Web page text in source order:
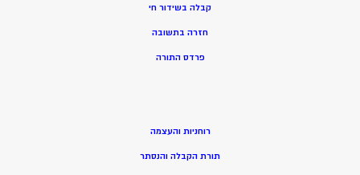
קבלה בשידור חי
חזרה בתשובה
פרדס התורה
רוחניות והעצמה
תורת הקבלה והנסתר